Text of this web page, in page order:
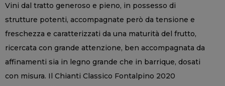
Vini dal tratto generoso e pieno, in possesso di
strutture potenti, accompagnate però da tensione e
freschezza e caratterizzati da una maturità del frutto,
ricercata con grande attenzione, ben accompagnata da
affinamenti sia in legno grande che in barrique, dosati
con misura. Il Chianti Classico Fontalpino 2020